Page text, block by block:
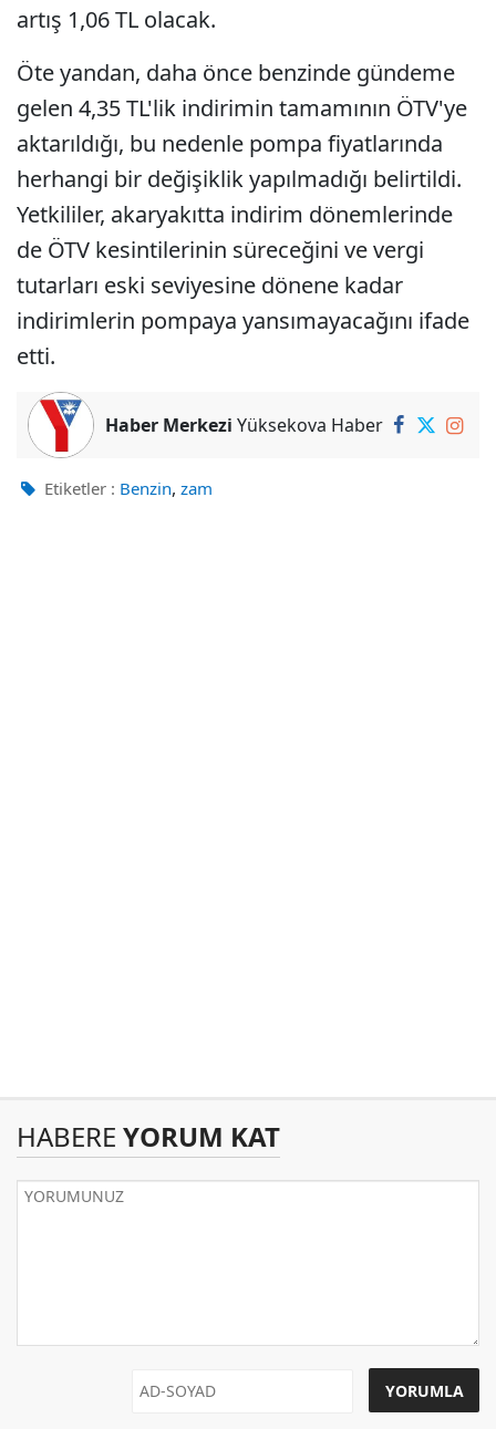
artış 1,06 TL olacak.
Öte yandan, daha önce benzinde gündeme
gelen 4,35 TL'lik indirimin tamamının ÖTV'ye
aktarıldığı, bu nedenle pompa fiyatlarında
herhangi bir değişiklik yapılmadığı belirtildi.
Yetkililer, akaryakıtta indirim dönemlerinde
de ÖTV kesintilerinin süreceğini ve vergi
tutarları eski seviyesine dönene kadar
indirimlerin pompaya yansımayacağını ifade
etti.
Haber Merkezi Yüksekova Haber
Etiketler : Benzin, zam
HABERE YORUM KAT